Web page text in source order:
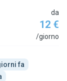
da
12 €
/giorno
fa